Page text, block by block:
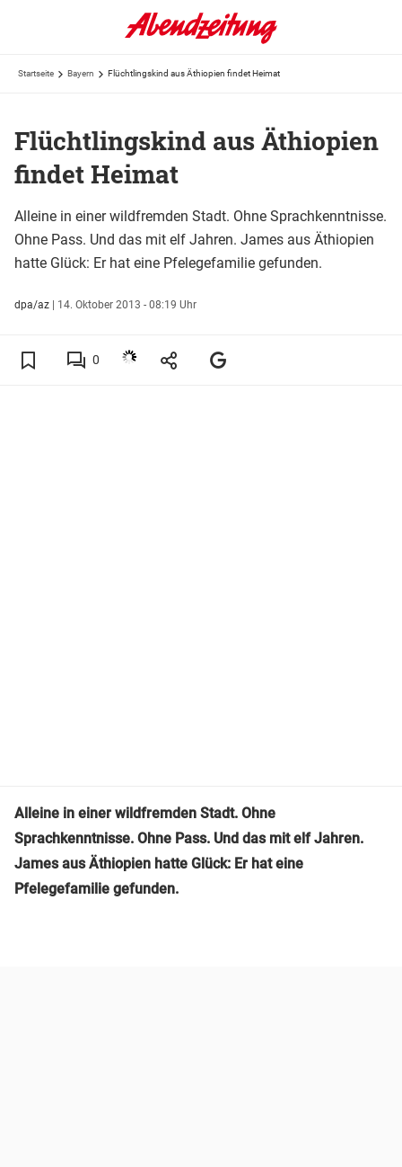
Startseite Bayern Flüchtlingskind aus Äthiopien findet Heimat
Flüchtlingskind aus Äthiopien
findet Heimat
Alleine in einer wildfremden Stadt. Ohne Sprachkenntnisse.
Ohne Pass. Und das mit elf Jahren. James aus Äthiopien
hatte Glück: Er hat eine Pfelegefamilie gefunden.
dpa/az | 14. Oktober 2013 - 08:19 Uhr
0
Alleine in einer wildfremden Stadt. Ohne
Sprachkenntnisse. Ohne Pass. Und das mit elf Jahren.
James aus Äthiopien hatte Glück: Er hat eine
Pfelegefamilie gefunden.